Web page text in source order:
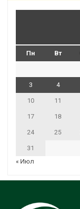
Пн Вт
3 4
10 11
17 18
24 25
31
« Июл